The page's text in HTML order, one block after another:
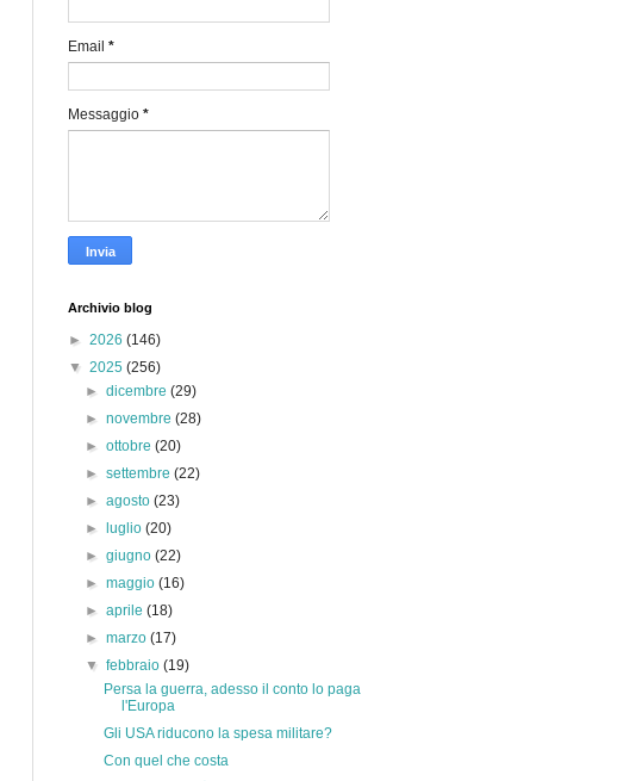
Email *
Messaggio *
Archivio blog
► 2026 (146)
▼ 2025 (256)
►dicembre(29)
►novembre(28)
►ottobre(20)
►settembre(22)
►agosto(23)
►
luglio(20)
►giugno(22)
►maggio(16)
►aprile(18)
►marzo(17)
▼febbraio(19)
Persa la guerra, adesso il conto lo paga
l'Europa
Gli USA riducono la spesa militare?
Con quel che costa